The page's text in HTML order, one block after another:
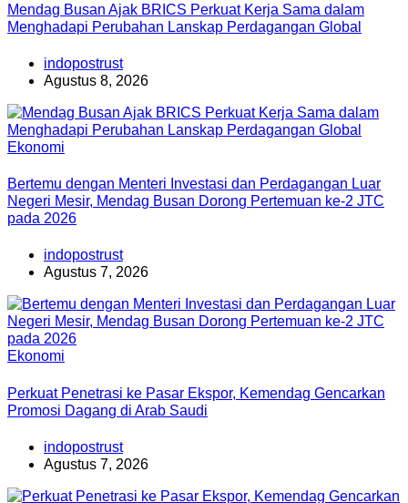
Mendag Busan Ajak BRICS Perkuat Kerja Sama dalam
Menghadapi Perubahan Lanskap Perdagangan Global
indopostrust
Agustus 8, 2026
Ekonomi
Bertemu dengan Menteri Investasi dan Perdagangan Luar
Negeri Mesir, Mendag Busan Dorong Pertemuan ke-2 JTC
pada 2026
indopostrust
Agustus 7, 2026
Ekonomi
Perkuat Penetrasi ke Pasar Ekspor, Kemendag Gencarkan
Promosi Dagang di Arab Saudi
indopostrust
Agustus 7, 2026